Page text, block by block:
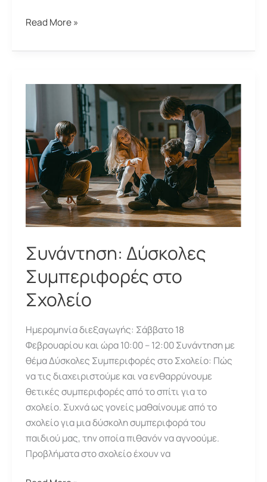
Συνάντηση
Αναπτυξιακά
στον
Πρώτο
της
Ζωής
του
Βρέφους”
Read More »
Συνάντηση: Δύσκολες
Συμπεριφορές στο
Σχολείο
Ημερομηνία διεξαγωγής: Σάββατο 18
Φεβρουαρίου και ώρα 10:00 – 12:00 Συνάντηση με
θέμα Δύσκολες Συμπεριφορές στο Σχολείο: Πώς
να τις διαχειριστούμε και να ενθαρρύνουμε
θετικές συμπεριφορές από το σπίτι για το
σχολείο. Συχνά ως γονείς μαθαίνουμε από το
σχολείο για μια δύσκολη συμπεριφορά του
παιδιού μας, την οποία πιθανόν να αγνοούμε.
Προβλήματα στο σχολείο έχουν να